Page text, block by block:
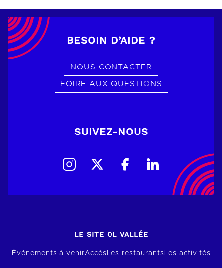
BESOIN D’AIDE ?
NOUS CONTACTER
FOIRE AUX QUESTIONS
SUIVEZ-NOUS
LE SITE OL VALLÉE
Événements à venirAccèsLes restaurantsLes activités